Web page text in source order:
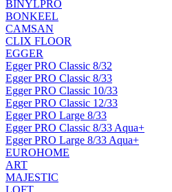
BINYLPRO
BONKEEL
CAMSAN
CLIX FLOOR
EGGER
Egger PRO Classic 8/32
Egger PRO Classic 8/33
Egger PRO Classic 10/33
Egger PRO Classic 12/33
Egger PRO Large 8/33
Egger PRO Classic 8/33 Aqua+
Egger PRO Large 8/33 Aqua+
EUROHOME
ART
MAJESTIC
LOFT